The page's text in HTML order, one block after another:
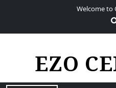
Welcome to
EZO